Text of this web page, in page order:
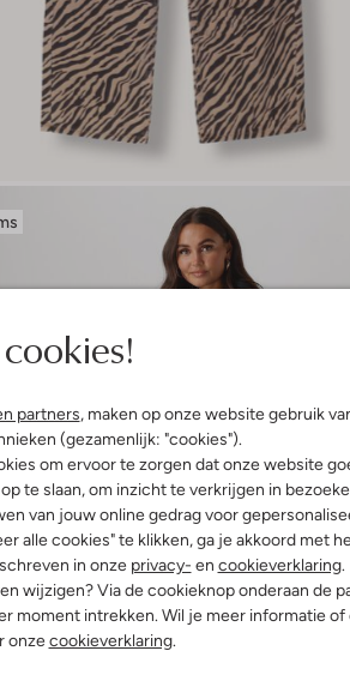
partners, maken op onze website gebruik
(gezamenlijk: "cookies").
om ervoor te zorgen dat onze website
te slaan, om inzicht te verkrijgen in
van jouw online gedrag voor
alle cookies" te klikken, ga je akkoord met
in onze privacy- en cookieverklaring.
wijzigen? Via de cookieknop onderaan de
moment intrekken. Wil je meer informatie of
onzecookieverklaring.